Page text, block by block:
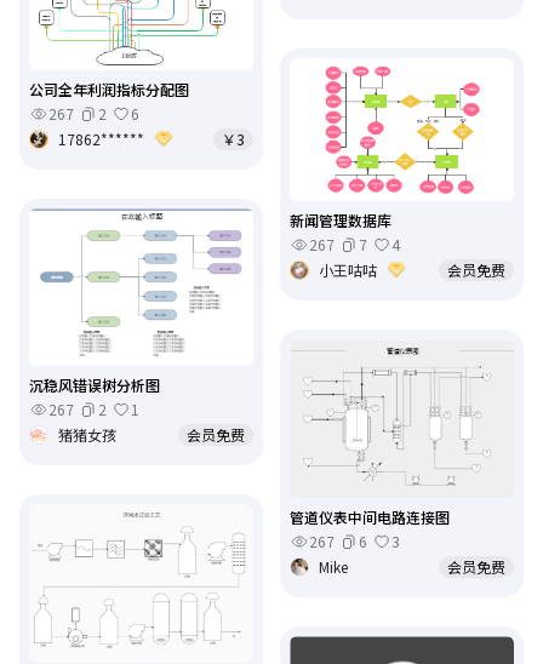
公司全年利润指标分配图
267
2
6
17862******
￥3
新闻管理数据库
267
7
4
小王咕咕
会员免费
沉稳风错误树分析图
267
2
1
猪猪女孩
会员免费
管道仪表中间电路连接图
267
6
3
Mike
会员免费